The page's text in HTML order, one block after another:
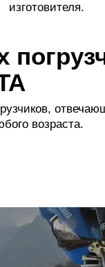
изготовителя.
возраста.